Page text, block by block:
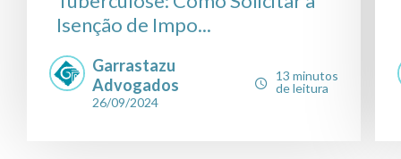
Isenção de Impo...
Garrastazu
Advogados
26/09/2024
13 minutos
de leitura